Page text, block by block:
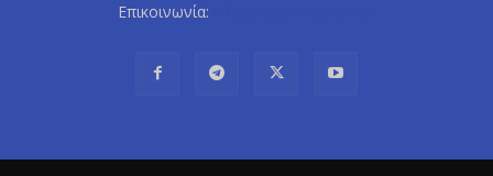
Επικοινωνία: